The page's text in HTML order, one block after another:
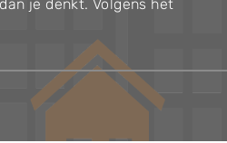
je denkt. Volgens het